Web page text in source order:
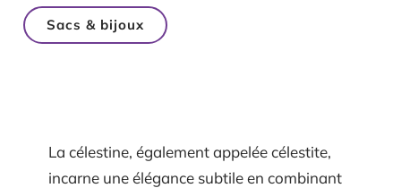
Sacs & bijoux
La célestine, également appelée célestite,
incarne une élégance subtile en combinant